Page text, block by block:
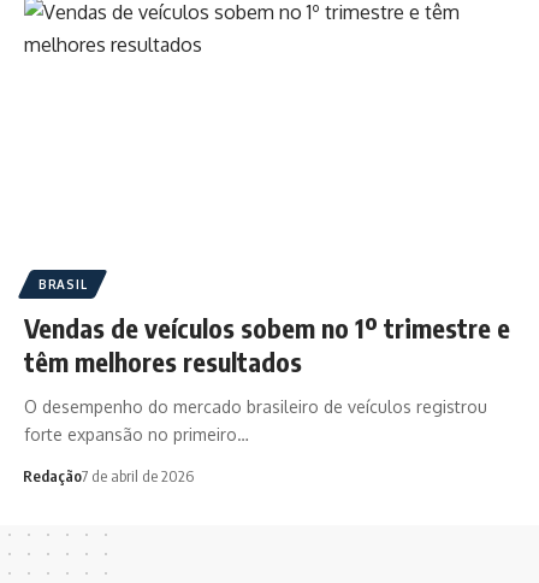
BRASIL
Vendas de veículos sobem no 1º trimestre e
têm melhores resultados
O desempenho do mercado brasileiro de veículos registrou
forte expansão no primeiro…
Redação7 de abril de 2026